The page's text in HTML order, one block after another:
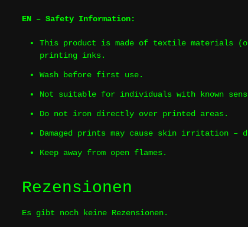
EN – Safety Information:
This product is made of textile materials
printing inks.
Wash before first use.
Not suitable for individuals with known
Do not iron directly over printed areas.
Damaged prints may cause skin irritation
Keep away from open flames.
Rezensionen
Es gibt noch keine Rezensionen.